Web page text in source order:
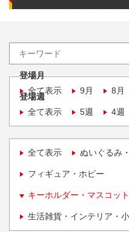
登場月
全て表示
9月 8月
登場週
全て表示
5週 4週
全て表示 ぬいぐるみ
フィギュア・ホビー
キーホルダー・マスコッ
生活雑貨・インテリア・